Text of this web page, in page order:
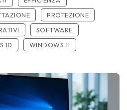
PROTEZIONE
SOFTWARE
10 WINDOWS 11